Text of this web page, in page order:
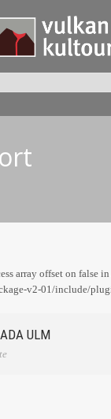
array offset on false
v2-01/include/
ULM